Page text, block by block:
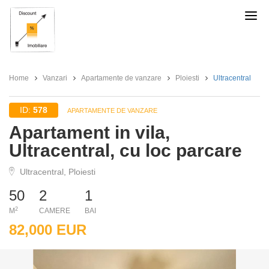
Discount
Imobiliare
Home Vanzari Apartamente de vanzare Ploiesti Ultracentral
ID: 578 APARTAMENTE DE VANZARE
Apartament in vila,
Ultracentral, cu loc parcare
Ultracentral, Ploiesti
50
M 2
2
CAMERE
1
BAI
82,000 EUR